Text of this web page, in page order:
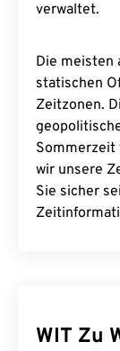
verwaltet.
Die meisten
statischen
Zeitzonen.
Sommerzeit
wir unsere
Sie sicher
WIT Zu